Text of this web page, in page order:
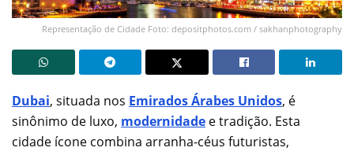
Representação de Cidade Foto: depositphotos.com / sakhanphotography
Dubai, situada nos Emirados Árabes Unidos, é
sinônimo de luxo, modernidade e tradição. Esta
cidade ícone combina arranha-céus futuristas,